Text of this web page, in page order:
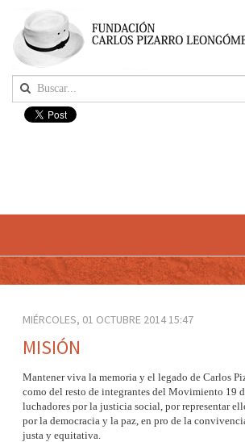
MIÉRCOLES, 01 OCTUBRE 2014 15:47
MISIÓN
Mantener viva la memoria y el legado de Carlos
como del resto de integrantes del Movimiento 19
luchadores por la justicia social, por representar
por la democracia y la paz, en pro de la
justa y equitativa.